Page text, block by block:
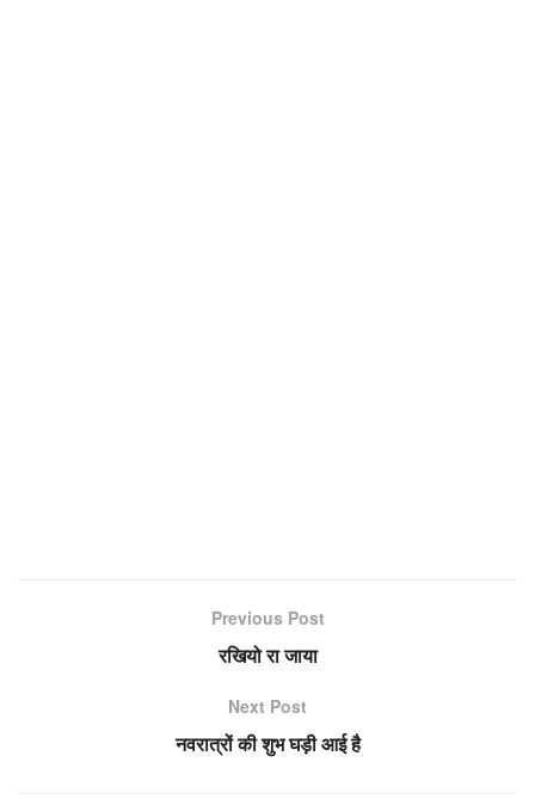
Previous Post
रखियो रा जाया
Next Post
नवरात्रों की शुभ घड़ी आई है